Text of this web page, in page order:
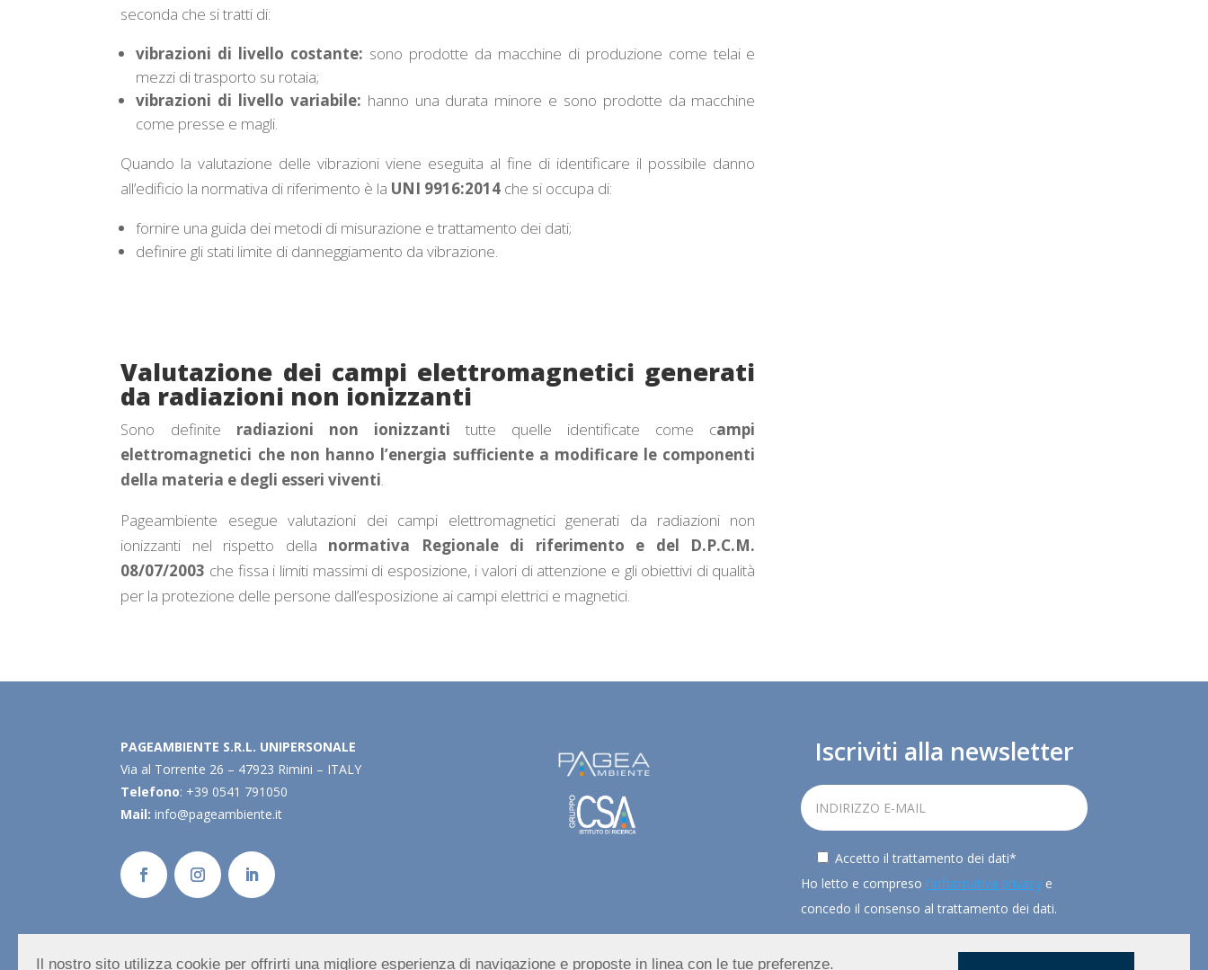
seconda che si tratti di:
vibrazioni di livello costante: sono prodotte da macchine di produzione come telai e
mezzi di trasporto su rotaia;
vibrazioni di livello variabile: hanno una durata minore e sono prodotte da macchine
come presse e magli.
Quando la valutazione delle vibrazioni viene eseguita al fine di identificare il possibile danno
all’edificio la normativa di riferimento è la UNI 9916:2014 che si occupa di:
fornire una guida dei metodi di misurazione e trattamento dei dati;
definire gli stati limite di danneggiamento da vibrazione.
Valutazione dei campi elettromagnetici generati
da radiazioni non ionizzanti
Sono definite radiazioni non ionizzanti tutte quelle identificate come campi
elettromagnetici che non hanno l’energia sufficiente a modificare le componenti
della materia e degli esseri viventi.
Pageambiente esegue valutazioni dei campi elettromagnetici generati da radiazioni non
ionizzanti nel rispetto della normativa Regionale di riferimento e del D.P.C.M.
08/07/2003 che fissa i limiti massimi di esposizione, i valori di attenzione e gli obiettivi di qualità
per la protezione delle persone dall’esposizione ai campi elettrici e magnetici.
PAGEAMBIENTE S.R.L. UNIPERSONALE
Via al Torrente 26 – 47923 Rimini – ITALY
Telefono: +39 0541 791050
Mail: info@pageambiente.it
Iscriviti alla newsletter
Accetto il trattamento dei dati*
Ho letto e compreso l'informativa privacye
concedo il consenso al trattamento dei dati.
Il nostro sito utilizza cookie per offrirti una migliore esperienza di navigazione e proposte in linea con le tue preferenze.